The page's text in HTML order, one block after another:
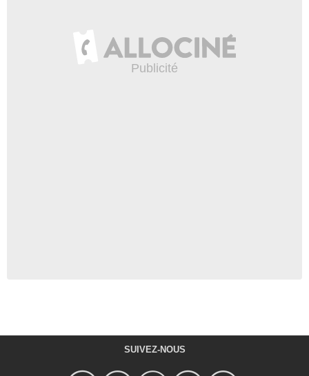
SUIVEZ-NOUS